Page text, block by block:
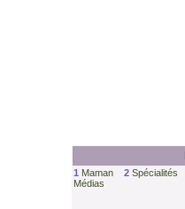
1 Maman 2 Spécialités
Médias